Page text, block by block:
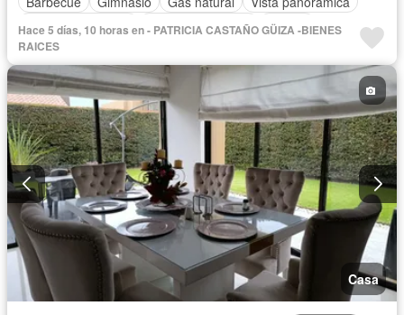
Seguridad privada
Cuarto de servicio
Piscina
Cancha de tenis
Hace 5 días, 10 horas en - PATRICIA CASTAÑO GÜIZA -BIENES
RAICES
Casa